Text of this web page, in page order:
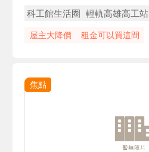
科工館生活圈 輕軌高雄高工站
屋主大降價 租金可以買這間
焦點